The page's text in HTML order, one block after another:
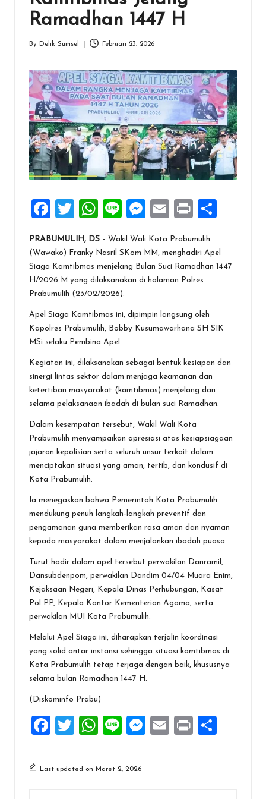
Ramadhan 1447 H
By Delik Sumsel Februari 23, 2026
F
ce
b
o
k
T
tt
er
W
at
s
A
p
Li
e
M
se
n
g
E
ai
l
Pr
t
ar
e
PRABUMULIH, DS – Wakil Wali Kota Prabumulih
(Wawako) Franky Nasril SKom MM, menghadiri Apel
Siaga Kamtibmas menjelang Bulan Suci Ramadhan 1447
H/2026 M yang dilaksanakan di halaman Polres
Prabumulih (23/02/2026).
Apel Siaga Kamtibmas ini, dipimpin langsung oleh
Kapolres Prabumulih, Bobby Kusumawarhana SH SIK
MSi selaku Pembina Apel.
Kegiatan ini, dilaksanakan sebagai bentuk kesiapan dan
sinergi lintas sektor dalam menjaga keamanan dan
ketertiban masyarakat (kamtibmas) menjelang dan
selama pelaksanaan ibadah di bulan suci Ramadhan.
Dalam kesempatan tersebut, Wakil Wali Kota
Prabumulih menyampaikan apresiasi atas kesiapsiagaan
jajaran kepolisian serta seluruh unsur terkait dalam
menciptakan situasi yang aman, tertib, dan kondusif di
Kota Prabumulih.
Ia menegaskan bahwa Pemerintah Kota Prabumulih
mendukung penuh langkah-langkah preventif dan
pengamanan guna memberikan rasa aman dan nyaman
kepada masyarakat dalam menjalankan ibadah puasa.
Turut hadir dalam apel tersebut perwakilan Danramil,
Dansubdenpom, perwakilan Dandim 04/04 Muara Enim,
Kejaksaan Negeri, Kepala Dinas Perhubungan, Kasat
Pol PP, Kepala Kantor Kementerian Agama, serta
perwakilan MUI Kota Prabumulih.
Melalui Apel Siaga ini, diharapkan terjalin koordinasi
yang solid antar instansi sehingga situasi kamtibmas di
Kota Prabumulih tetap terjaga dengan baik, khususnya
selama bulan Ramadhan 1447 H.
(Diskominfo Prabu)
F
ce
T
tt
W
at
Li
e
M
E
Pr
Last updated on Maret 2, 2026